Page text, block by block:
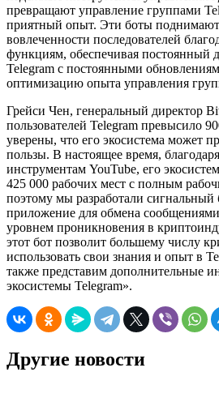
превращают управление группами
приятный опыт. Эти боты поднимают
вовлеченности последователей
функциям, обеспечивая постоянный
Telegram с постоянными
оптимизацию опыта управления
Грейси Чен, генеральный директор
пользователей Telegram превысило
уверены, что его экосистема может
пользы. В настоящее время,
инструментам YouTube, его
425 000 рабочих мест с полным
поэтому мы разработали сигнальный
приложение для обмена
уровнем проникновения в
этот бот позволит большему числу
использовать свои знания и опыт в
также представим дополнительные
экосистемы Telegram».
Другие новости